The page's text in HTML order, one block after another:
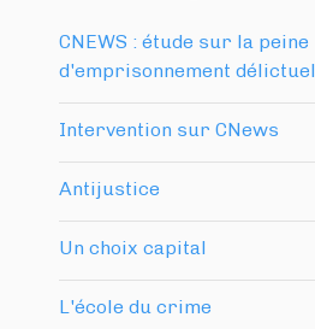
CNEWS : étude sur la peine
d'emprisonnement délictuel
Intervention sur CNews
Antijustice
Un choix capital
L'école du crime